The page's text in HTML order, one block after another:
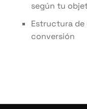
según tu
Estructura de
conversión